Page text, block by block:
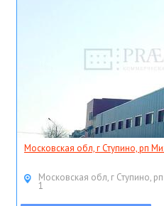
Московская обл, г Ступино, рп
Московская обл, г Ступино,
1